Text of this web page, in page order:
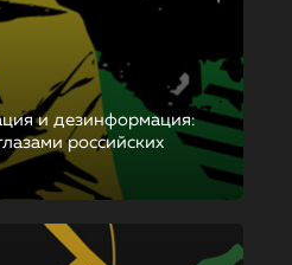
и дезинформация:
российских